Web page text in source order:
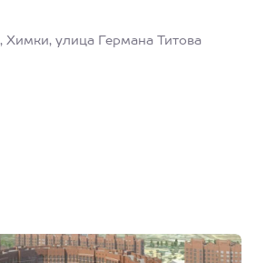
Химки, улица Германа Титова